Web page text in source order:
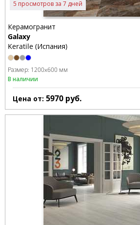
5 просмотров за 7 дней
Керамогранит
Galaxy
Keratile (Испания)
Размер: 1200x600 мм
В наличии
Цена от: 5970 руб.